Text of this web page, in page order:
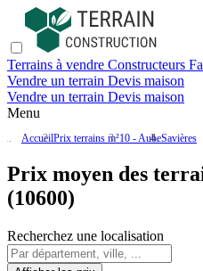
Terrains à vendre Constructeurs
Vendre un terrain Devis maison
Vendre un terrain Devis maison
Menu
AccueilPrix terrains m²10 - AubeSavières
Prix moyen des
(10600)
Recherchez une localisation